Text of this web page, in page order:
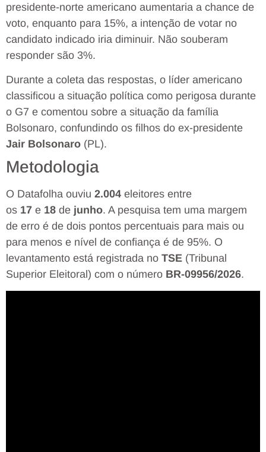
presidente-norte americano aumentaria a chance de
voto, enquanto para 15%, a intenção de votar no
candidato indicado iria diminuir. Não souberam
responder são 3%.
Durante a coleta das respostas, o líder americano
classificou a situação política como perigosa durante
o G7 e comentou sobre a situação da família
Bolsonaro, confundindo os filhos do ex-presidente
Jair Bolsonaro (PL).
Metodologia
O Datafolha ouviu 2.004 eleitores entre
os 17 e 18 de junho. A pesquisa tem uma margem
de erro é de dois pontos percentuais para mais ou
para menos e nível de confiança é de 95%. O
levantamento está registrada no TSE (Tribunal
Superior Eleitoral) com o número BR-09956/2026.